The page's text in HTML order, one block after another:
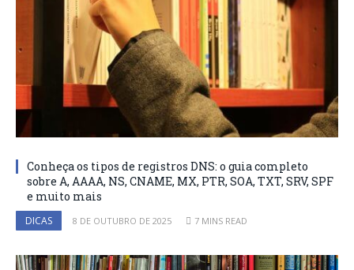
Conheça os tipos de registros DNS: o guia completo
sobre A, AAAA, NS, CNAME, MX, PTR, SOA, TXT, SRV, SPF
e muito mais
DICAS 8 DE OUTUBRO DE 2025 7 MINS READ